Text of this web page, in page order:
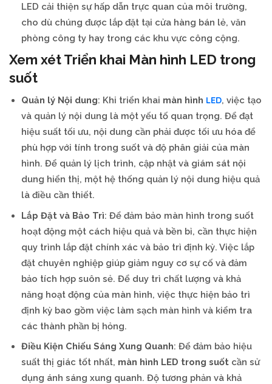
LED cải thiện sự hấp dẫn trực quan của môi trường,
cho dù chúng được lắp đặt tại cửa hàng bán lẻ, văn
phòng công ty hay trong các khu vực công cộng.
Xem xét Triển khai Màn hình LED trong
suốt
Quản lý Nội dung: Khi triển khai màn hình LED, việc tạo
và quản lý nội dung là một yếu tố quan trọng. Để đạt
hiệu suất tối ưu, nội dung cần phải được tối ưu hóa để
phù hợp với tính trong suốt và độ phân giải của màn
hình. Để quản lý lịch trình, cập nhật và giám sát nội
dung hiển thị, một hệ thống quản lý nội dung hiệu quả
là điều cần thiết.
Lắp Đặt và Bảo Trì: Để đảm bảo màn hình trong suốt
hoạt động một cách hiệu quả và bền bỉ, cần thực hiện
quy trình lắp đặt chính xác và bảo trì định kỳ. Việc lắp
đặt chuyên nghiệp giúp giảm nguy cơ sự cố và đảm
bảo tích hợp suôn sẻ. Để duy trì chất lượng và khả
năng hoạt động của màn hình, việc thực hiện bảo trì
định kỳ bao gồm việc làm sạch màn hình và kiểm tra
các thành phần bị hỏng.
Điều Kiện Chiếu Sáng Xung Quanh: Để đảm bảo hiệu
suất thị giác tốt nhất, màn hình LED trong suốt cần sử
dụng ánh sáng xung quanh. Độ tương phản và khả